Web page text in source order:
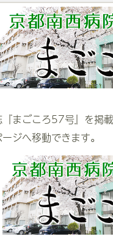
まごころ57号』を掲載
ジへ移動できます。